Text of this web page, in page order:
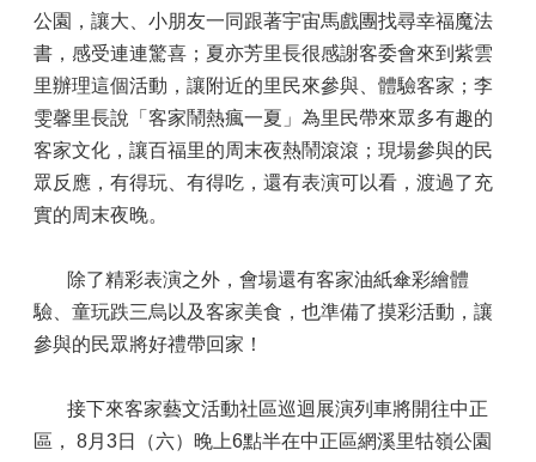
公園，讓大、小朋友一同跟著宇宙馬戲團找尋幸福魔法
書，感受連連驚喜；夏亦芳里長很感謝客委會來到紫雲
里辦理這個活動，讓附近的里民來參與、體驗客家；李
雯馨里長說「客家鬧熱瘋一夏」為里民帶來眾多有趣的
客家文化，讓百福里的周末夜熱鬧滾滾；現場參與的民
眾反應，有得玩、有得吃，還有表演可以看，渡過了充
實的周末夜晚。
除了精彩表演之外，會場還有客家油紙傘彩繪體
驗、童玩跌三烏以及客家美食，也準備了摸彩活動，讓
參與的民眾將好禮帶回家！
接下來客家藝文活動社區巡迴展演列車將開往中正
區， 8月3日（六）晚上6點半在中正區網溪里牯嶺公園